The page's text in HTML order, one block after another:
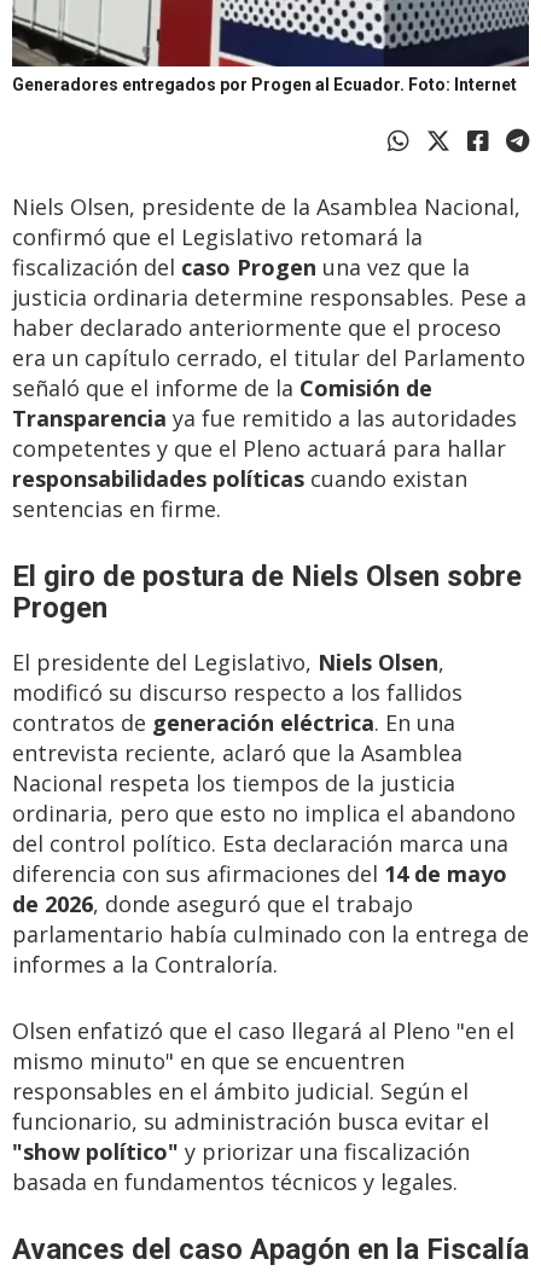
Generadores entregados por Progen al Ecuador. Foto: Internet
Niels Olsen, presidente de la Asamblea Nacional,
confirmó que el Legislativo retomará la
fiscalización del caso Progen una vez que la
justicia ordinaria determine responsables. Pese a
haber declarado anteriormente que el proceso
era un capítulo cerrado, el titular del Parlamento
señaló que el informe de la Comisión de
Transparencia ya fue remitido a las autoridades
competentes y que el Pleno actuará para hallar
responsabilidades políticas cuando existan
sentencias en firme.
El giro de postura de Niels Olsen sobre
Progen
El presidente del Legislativo, Niels Olsen,
modificó su discurso respecto a los fallidos
contratos de generación eléctrica. En una
entrevista reciente, aclaró que la Asamblea
Nacional respeta los tiempos de la justicia
ordinaria, pero que esto no implica el abandono
del control político. Esta declaración marca una
diferencia con sus afirmaciones del 14 de mayo
de 2026, donde aseguró que el trabajo
parlamentario había culminado con la entrega de
informes a la Contraloría.
Olsen enfatizó que el caso llegará al Pleno "en el
mismo minuto" en que se encuentren
responsables en el ámbito judicial. Según el
funcionario, su administración busca evitar el
"show político" y priorizar una fiscalización
basada en fundamentos técnicos y legales.
Avances del caso Apagón en la Fiscalía